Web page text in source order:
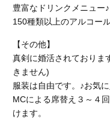
豊富なドリンクメニュー♪
150種類以上のアルコー
【その他】
真剣に婚活されておりま
きません)
服装は自由です。♪お気
MCによる席替え３～４
けます。